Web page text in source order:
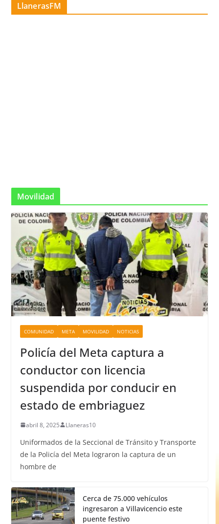
LlanerasFM
Movilidad
COMUNIDAD META MOVILIDAD NOTICIAS
Policía del Meta captura a
conductor con licencia
suspendida por conducir en
estado de embriaguez
abril 8, 2025 Llaneras10
Uniformados de la Seccional de Tránsito y Transporte
de la Policía del Meta lograron la captura de un
hombre de
Cerca de 75.000 vehículos
ingresaron a Villavicencio este
puente festivo